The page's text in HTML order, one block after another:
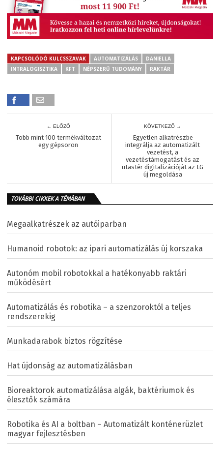
KAPCSOLÓDÓ KULCSSZAVAK AUTOMATIZÁLÁS
DANIELLA
INTRALOGISZTIKA
KFT NÉPSZERŰ TUDOMÁNY RAKTÁR
← ELŐZŐ
Több mint 100 termékváltozat
egy gépsoron
KÖVETKEZŐ →
Egyetlen alkatrészbe
integrálja az automatizált
vezetést, a
vezetéstámogatást és az
utastér digitalizációját az LG
új megoldása
TOVÁBBI CIKKEK A TÉMÁBAN
Megaalkatrészek az autóiparban
Humanoid robotok: az ipari automatizálás új korszaka
Autonóm mobil robotokkal a hatékonyabb raktári
működésért
Automatizálás és robotika – a szenzoroktól a teljes
rendszerekig
Munkadarabok biztos rögzítése
Hat újdonság az automatizálásban
Bioreaktorok automatizálása algák, baktériumok és
élesztők számára
Robotika és AI a boltban – Automatizált konténerüzlet
magyar fejlesztésben